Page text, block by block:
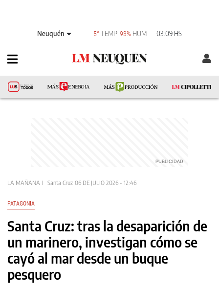
Neuquén 5°TEMP 93% HUM 03:09 HS
LA MAÑANA Santa Cruz 06 DE JULIO 2026 - 12:46
PATAGONIA
Santa Cruz: tras la desaparición de
un marinero, investigan cómo se
cayó al mar desde un buque
pesquero